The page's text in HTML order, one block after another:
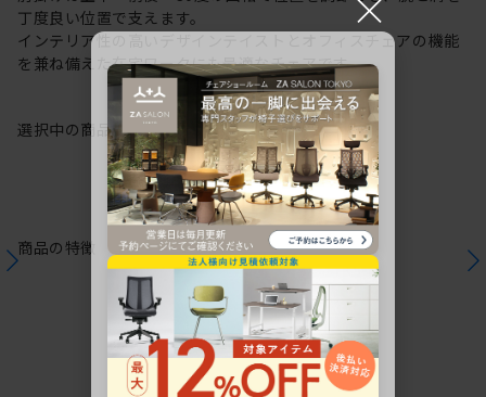
丁度良い位置で支えます。
インテリア性の高いデザインテイストとオフィスチェアの機能
を兼ね備えた在宅ワークにも最適なチェアです。
選択中の商品情報保証注意事項
商品の特徴